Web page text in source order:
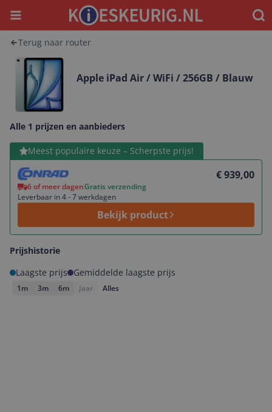
Menu
Terug naar router
Apple iPad Air / WiFi / 256GB / Blauw
Alle 1 prijzen en aanbieders
Meest populaire keuze – Scherpste prijs!
€ 939,00
6 of meer dagenGratis verzending
Leverbaar in 4 - 7 werkdagen
Bekijk product
Bekijk product
Prijshistorie
Laagste prijs
Gemiddelde laagste prijs
1m 3m 6m Jaar Alles